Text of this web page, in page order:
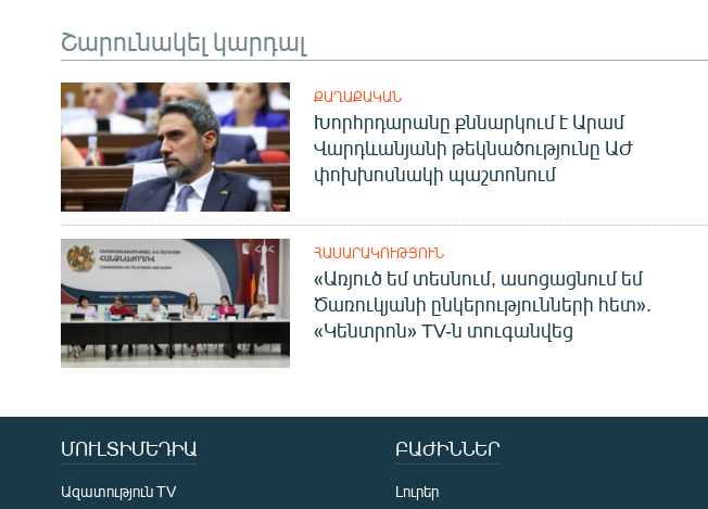
Շարունակել կարդալ
ՔԱՂԱՔԱԿԱՆ
Խորհրդարանը քննարկում է Արամ
Վարդևանյանի թեկնածությունը ԱԺ
փոխխոսնակի պաշտոնում
ՀԱՍԱՐԱԿՈՒԹՅՈՒՆ
«Առյուծ եմ տեսնում, ասոցացնում եմ
Ծառուկյանի ընկերությունների հետ».
«Կենտրոն» TV-ն տուգանվեց
ՄՈՒԼՏԻՄԵԴԻԱ
Ազատություն TV
ԲԱԺԻՆՆԵՐ
Լուրեր